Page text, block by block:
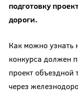
подготовку
дороги.
Как можно узнать
конкурса должен
проект
через